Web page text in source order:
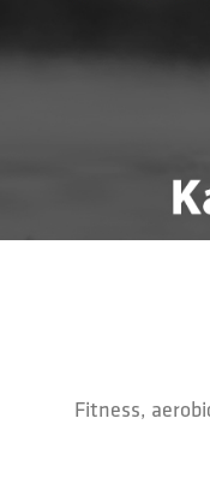
Fitness,